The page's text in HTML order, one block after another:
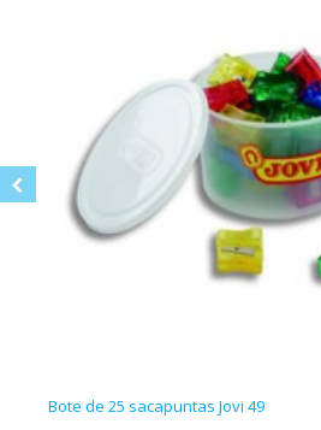
Bote de 25 sacapuntas Jovi 49